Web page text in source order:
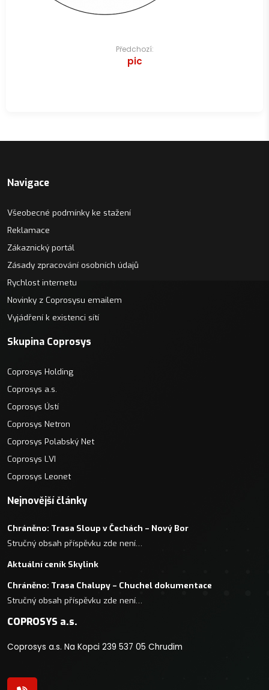
Předchozí:
pic
Navigace
Všeobecné podmínky ke stažení
Reklamace
Zákaznický portál
Zásady zpracování osobních údajů
Rychlost internetu
Novinky z Coprosysu emailem
Vyjádření k existenci sítí
Skupina Coprosys
Coprosys Holding
Coprosys a.s.
Coprosys Ústí
Coprosys Netron
Coprosys Polabský Net
Coprosys LVI
Coprosys Leonet
Nejnovější články
Chráněno: Trasa Sloup v Čechách – Nový Bor
Stručný obsah příspěvku zde není…
Aktuální ceník Skylink
Chráněno: Trasa Chalupy – Chuchel dokumentace
Stručný obsah příspěvku zde není…
COPROSYS a.s.
Coprosys a.s. Na Kopci 239 537 05 Chrudim